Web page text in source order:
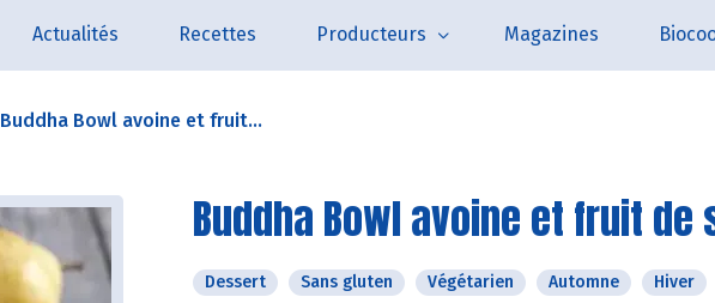
Actualités Recettes Producteurs Magazines
Buddha Bowl avoine et fruit...
Buddha Bowl avoine et fruit de
Dessert Sans gluten Végétarien Automne Hiver